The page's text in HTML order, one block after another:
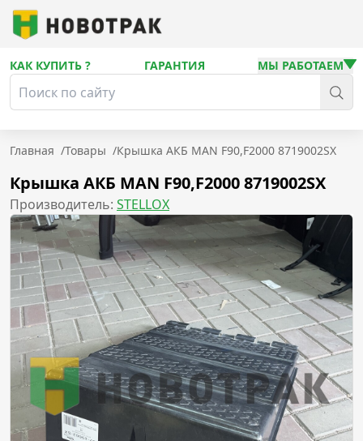
КАК КУПИТЬ ? ГАРАНТИЯ МЫ РАБОТАЕМ
Главная /Товары /Крышка АКБ MAN F90,F2000 8719002SX
Крышка АКБ MAN F90,F2000 8719002SX
Производитель: STELLOX